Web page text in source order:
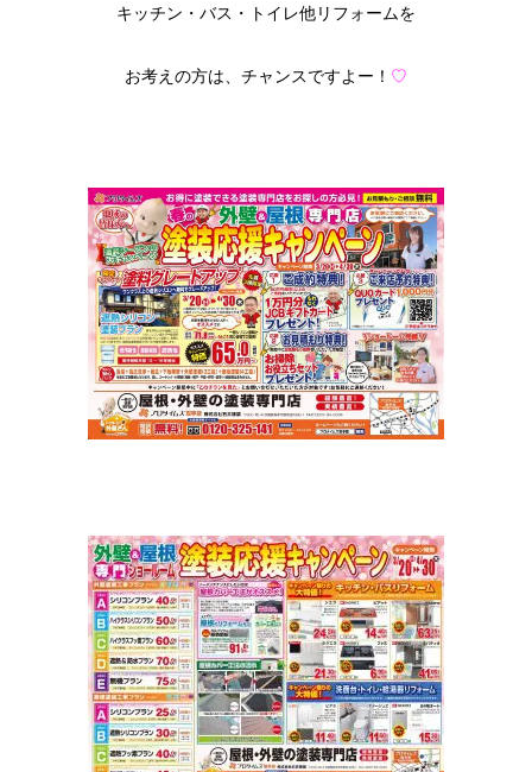
キッチン・バス・トイレ他リフォームを
お考えの方は、チャンスですよー！ ♡